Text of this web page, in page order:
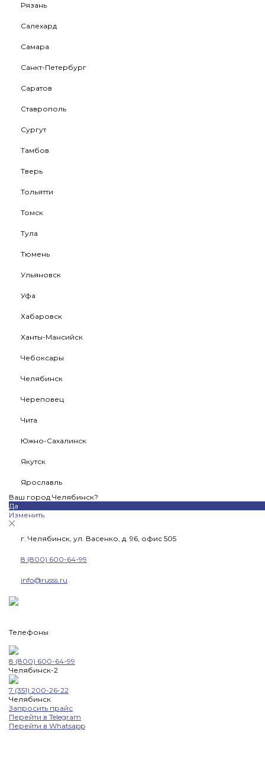
Рязань
Салехард
Самара
Санкт-Петербург
Саратов
Ставрополь
Сургут
Тамбов
Тверь
Тольятти
Томск
Тула
Тюмень
Ульяновск
Уфа
Хабаровск
Ханты-Мансийск
Чебоксары
Челябинск
Череповец
Чита
Южно-Сахалинск
Якутск
Ярославль
Ваш город Челябинск?
Да
Изменить
г. Челябинск, ул. Васенко, д. 96, офис 505
8 (800) 600-64-99
info@russs.ru
Телефоны
8 (800) 600-64-99
Челябинск-2
7 (351) 200-26-22
Челябинск
Запросить прайс
Перейти в Telegram
Перейти в Whatsapp